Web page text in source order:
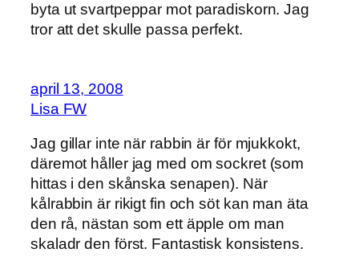
byta ut svartpeppar mot paradiskorn. Jag
tror att det skulle passa perfekt.
april 13, 2008
Lisa FW
Jag gillar inte när rabbin är för mjukkokt,
däremot håller jag med om sockret (som
hittas i den skånska senapen). När
kålrabbin är rikigt fin och söt kan man äta
den rå, nästan som ett äpple om man
skaladr den först. Fantastisk konsistens.